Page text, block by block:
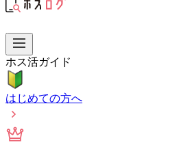
ホス活ガイド
はじめての方へ